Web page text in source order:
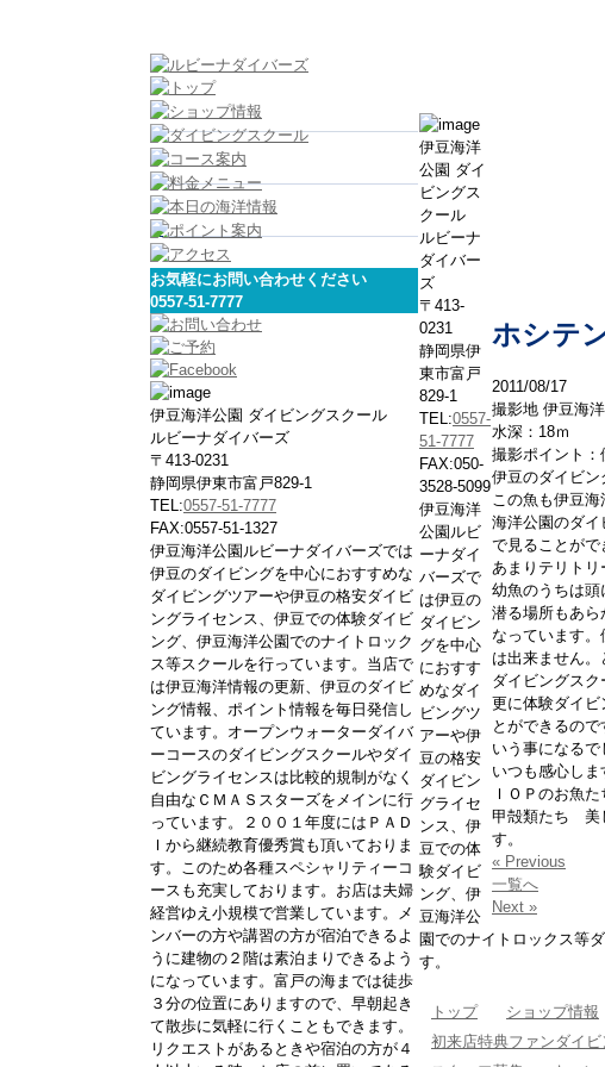
お気軽にお問い合わせください
0557-51-7777
伊豆海洋公園 ダイビングスクール
ルビーナダイバーズ
〒413-0231
静岡県伊東市富戸829-1
TEL:0557-51-7777
FAX:0557-51-1327
伊豆海洋公園ルビーナダイバーズでは
伊豆のダイビングを中心におすすめな
ダイビングツアーや伊豆の格安ダイビ
ングライセンス、伊豆での体験ダイビ
ング、伊豆海洋公園でのナイトロック
ス等スクールを行っています。当店で
は伊豆海洋情報の更新、伊豆のダイビ
ング情報、ポイント情報を毎日発信し
ています。オープンウォーターダイバ
ーコースのダイビングスクールやダイ
ビングライセンスは比較的規制がなく
自由なＣＭＡＳスターズをメインに行
っています。２００１年度にはＰＡＤ
Ｉから継続教育優秀賞も頂いておりま
す。このため各種スペシャリティーコ
ースも充実しております。お店は夫婦
経営ゆえ小規模で営業しています。メ
ンバーの方や講習の方が宿泊できるよ
うに建物の２階は素泊まりできるよう
になっています。富戸の海までは徒歩
３分の位置にありますので、早朝起き
て散歩に気軽に行くこともできます。
リクエストがあるときや宿泊の方が４
ホシテ
2011/08/17
撮影地 伊豆海
水深：18ｍ
撮影ポイント
伊豆のダイビン
この魚も伊豆
海洋公園のダ
で見ることがで
あまりテリトリ
幼魚のうちは頭
潜る場所もあ
なっています。
は出来ません。
ダイビングスク
更に体験ダイビ
とができるの
いう事になるで
いつも感心し
ＩＯＰのお魚
甲殻類たち 美
す。
« Previous
一覧へ
Next »
伊豆海洋
公園 ダイ
ビングス
クール
ルビーナ
ダイバー
ズ
〒413-
0231
静岡県伊
東市富戸
829-1
TEL:0557-
51-7777
FAX:050-
3528-5099
伊豆海洋
公園ルビ
ーナダイ
バーズで
は伊豆の
ダイビン
グを中心
におすす
めなダイ
ビングツ
アーや伊
豆の格安
ダイビン
グライセ
ンス、伊
豆での体
験ダイビ
ング、伊
豆海洋公
園でのナイトロックス等
す。
トップ ショップ情報
初来店特典ファンダイビ